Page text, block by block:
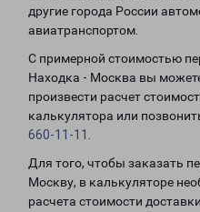
другие города России
авиатранспортом.
С примерной стоимостью
Находка - Москва вы
произвести расчет
калькулятора или
660-11-11
Для того, чтобы заказать
Москву, в калькуляторе
расчета стоимости